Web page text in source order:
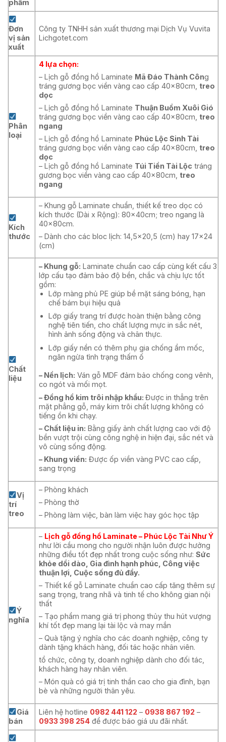
phẩm
Đơn
vị sản
xuất
Công ty TNHH sản xuất thương mại Dịch Vụ Vuvita
Lichgotet.com
Phân
loại
4 lựa chọn:
– Lịch gỗ đồng hồ Laminate Mã Đáo Thành Công
tráng gương bọc viền vàng cao cấp 40x80cm, treo
dọc
– Lịch gỗ đồng hồ Laminate Thuận Buồm Xuôi Gió
tráng gương bọc viền vàng cao cấp 40x80cm, treo
ngang
– Lịch gỗ đồng hồ Laminate Phúc Lộc Sinh Tài
tráng gương bọc viền vàng cao cấp 40x80cm, treo
dọc
– Lịch gỗ đồng hồ Laminate Túi Tiền Tài Lộc tráng
gương bọc viền vàng cao cấp 40x80cm, treo
ngang
Kích
thước
– Khung gỗ Laminate chuẩn, thiết kế treo dọc có
kích thước (Dài x Rộng): 80x40cm; treo ngang là
40x80cm.
– Dành cho các bloc lịch: 14,5×20,5 (cm) hay 17×24
(cm)
Chất
liệu
– Khung gỗ: Laminate chuẩn cao cấp cùng kết cấu 3
lớp cấu tạo đảm bảo độ bền, chắc và chịu lực tốt
gồm:
Lớp màng phủ PE giúp bề mặt sáng bóng, hạn
chế bám bụi hiệu quả
Lớp giấy trang trí được hoàn thiện bằng công
nghệ tiên tiến, cho chất lượng mực in sắc nét,
hình ảnh sống động và chân thực.
Lớp giấy nền có thêm phụ gia chống ẩm mốc,
ngăn ngừa tình trạng thấm ố
– Nền lịch: Ván gỗ MDF đảm bảo chống cong vênh,
co ngót và mối mọt.
– Đồng hồ kim trôi nhập khẩu:Được in thẳng trên
mặt phẳng gỗ, máy kim trôi chất lượng không có
tiếng ồn khi chạy.
– Chất liệu in: Bằng giấy ảnh chất lượng cao với độ
bền vượt trội cùng công nghệ in hiện đại, sắc nét và
vô cùng sống động.
– Khung viền: Được ốp viền vàng PVC cao cấp,
sang trọng
Vị
trí
treo
– Phòng khách
– Phòng thờ
– Phòng làm việc, bàn làm việc hay góc học tập
Ý
nghĩa
– Lịch gỗ đồng hồ Laminate– Phúc Lộc Tài Như Ý
như lời cầu mong cho người nhận luôn được hưởng
những điều tốt đẹp nhất trong cuộc sống như:Sức
khỏe dồi dào, Gia đình hạnh phúc, Công việc
thuận lợi, Cuộc sống đủ đầy.
– Thiết kế gỗ Laminate chuẩn cao cấp tăng thêm sự
sang trọng, trang nhã và tinh tế cho không gian nội
thất
– Tạo phẩm mang giá trị phong thủy thu hút vượng
khí tốt đẹp mang lại tài lộc và may mắn
– Quà tặng ý nghĩa cho các doanh nghiệp, công ty
dành tặng khách hàng, đối tác hoặc nhân viên.
tổ chức, công ty, doanh nghiệp dành cho đối tác,
khách hàng hay nhân viên.
– Món quà có giá trị tinh thần cao cho gia đình, bạn
bè và những người thân yêu.
Giá
bán
Liên hệ hotline 0982 441 122 – 0938 867 192 –
0933 398 254 để được báo giá ưu đãi nhất.